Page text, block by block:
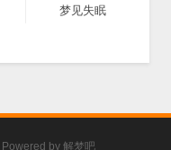
梦见失眠
Powered by 解梦吧